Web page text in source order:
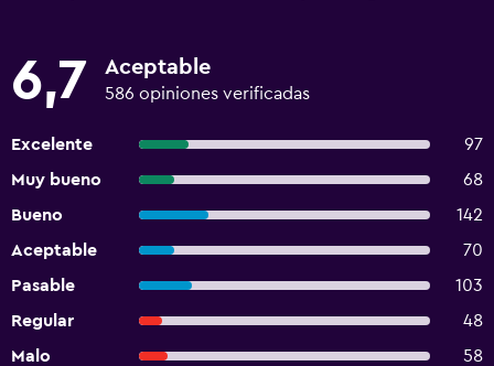
6,7 Aceptable
586 opiniones verificadas
Excelente
97
Muy bueno
68
Bueno
142
Aceptable
70
Pasable
103
Regular
48
Malo
58